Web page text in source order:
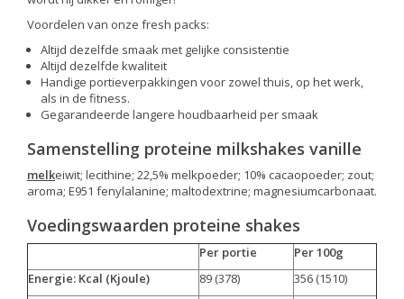
Voordelen van onze fresh packs:
Altijd dezelfde smaak met gelijke consistentie
Altijd dezelfde kwaliteit
Handige portieverpakkingen voor zowel thuis, op het werk,
als in de fitness.
Gegarandeerde langere houdbaarheid per smaak
Samenstelling proteine milkshakes vanille
melkeiwit; lecithine; 22,5% melkpoeder; 10% cacaopoeder; zout;
aroma; E951 fenylalanine; maltodextrine; magnesiumcarbonaat.
Voedingswaarden proteine shakes
Per portie
Per 100g
Energie: Kcal (Kjoule)
89 (378)
356 (1510)